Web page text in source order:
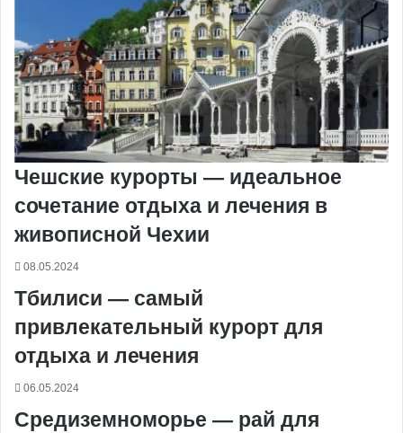
Чешские курорты — идеальное
сочетание отдыха и лечения в
живописной Чехии
08.05.2024
Тбилиси — самый
привлекательный курорт для
отдыха и лечения
06.05.2024
Средиземноморье — рай для